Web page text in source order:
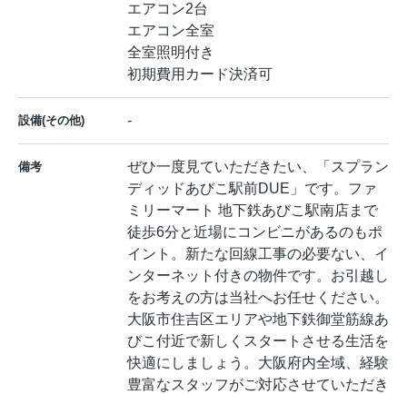
エアコン2台
エアコン全室
全室照明付き
初期費用カード決済可
設備(その他) -
備考
ぜひ一度見ていただきたい、「スプラン
ディッドあびこ駅前DUE」です。ファ
ミリーマート 地下鉄あびこ駅南店まで
徒歩6分と近場にコンビニがあるのもポ
イント。新たな回線工事の必要ない、イ
ンターネット付きの物件です。お引越し
をお考えの方は当社へお任せください。
大阪市住吉区エリアや地下鉄御堂筋線あ
びこ付近で新しくスタートさせる生活を
快適にしましょう。大阪府内全域、経験
豊富なスタッフがご対応させていただき